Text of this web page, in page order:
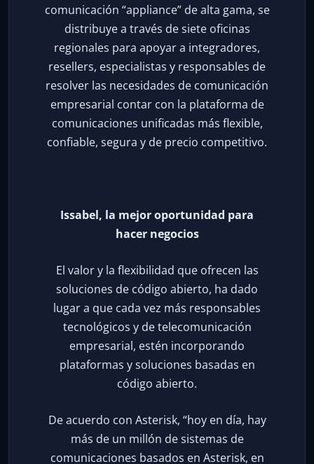
comunicación “appliance” de alta gama, se
distribuye a través de siete oficinas
regionales para apoyar a integradores,
resellers, especialistas y responsables de
resolver las necesidades de comunicación
empresarial contar con la plataforma de
comunicaciones unificadas más flexible,
confiable, segura y de precio competitivo.
Issabel, la mejor oportunidad para
hacer negocios
El valor y la flexibilidad que ofrecen las
soluciones de código abierto, ha dado
lugar a que cada vez más responsables
tecnológicos y de telecomunicación
empresarial, estén incorporando
plataformas y soluciones basadas en
código abierto.
De acuerdo con Asterisk, “hoy en día, hay
más de un millón de sistemas de
comunicaciones basados en Asterisk, en